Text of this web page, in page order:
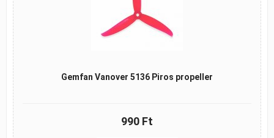
Gemfan Vanover 5136 Piros propeller
990 Ft